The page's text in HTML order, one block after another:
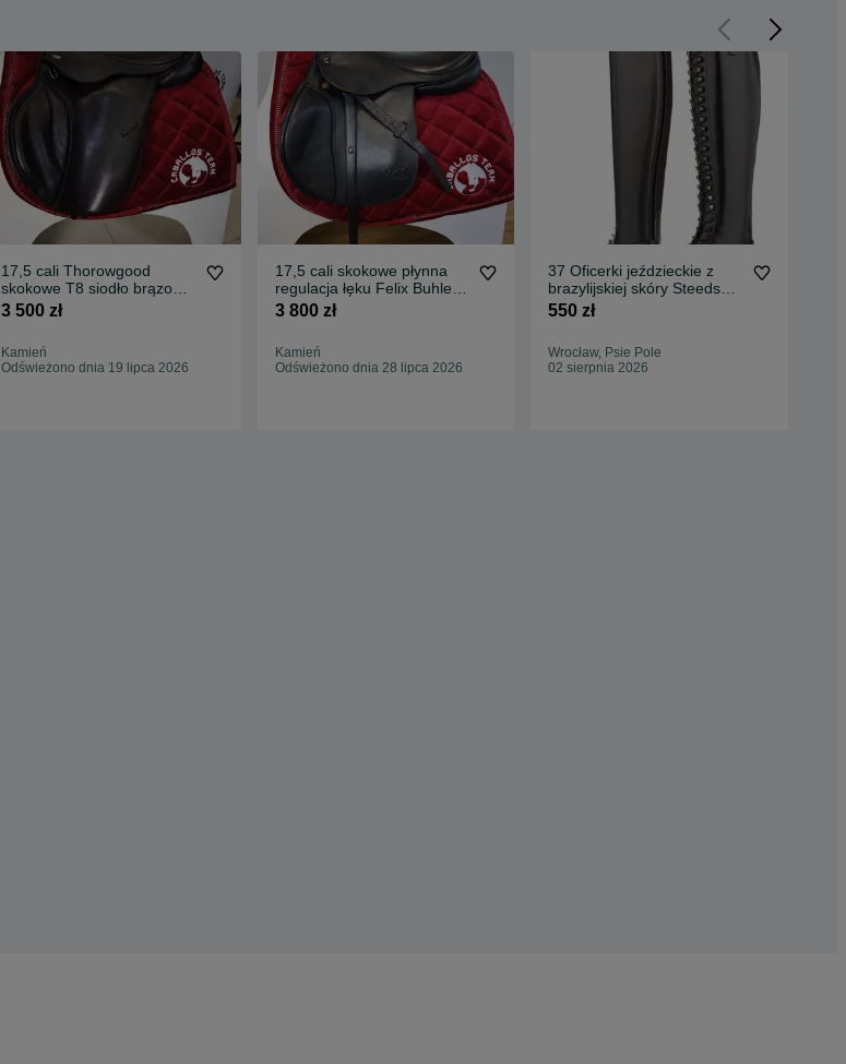
17,5 cali Thorowgood
skokowe T8 siodło brązowe
Id.749
3 500 zł
Kamień
Odświeżono dnia 19 lipca 2026
17,5 cali skokowe płynna
regulacja łęku Felix Buhler
Id.696 siodło
3 800 zł
Kamień
Odświeżono dnia 28 lipca 2026
37 Oficerki jeździeckie z
brazylijskiej skóry Steeds
Porto Allegre
550 zł
Wrocław, Psie Pole
02 sierpnia 2026